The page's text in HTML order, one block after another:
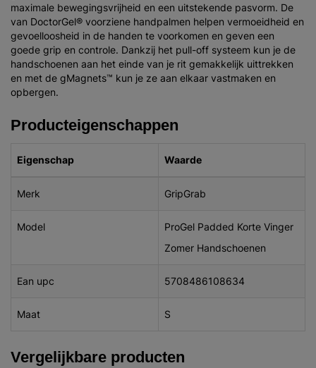
maximale bewegingsvrijheid en een uitstekende pasvorm. De
van DoctorGel® voorziene handpalmen helpen vermoeidheid en
gevoelloosheid in de handen te voorkomen en geven een
goede grip en controle. Dankzij het pull-off systeem kun je de
handschoenen aan het einde van je rit gemakkelijk uittrekken
en met de gMagnets™ kun je ze aan elkaar vastmaken en
opbergen.
Producteigenschappen
Eigenschap Waarde
Merk GripGrab
Model
ProGel Padded Korte Vinger
Zomer Handschoenen
Ean upc 5708486108634
Maat S
Vergelijkbare producten